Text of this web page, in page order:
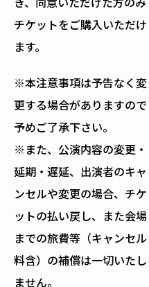
チケットをご購入いただけ
ます。
※本注意事項は予告なく変
更する場合がありますので
予めご了承下さい。
※また、公演内容の変更・
延期・遅延、出演者のキャ
ンセルや変更の場合、チケ
ットの払い戻し、また会場
までの旅費等（キャンセル
料含）の補償は一切いたし
ません。